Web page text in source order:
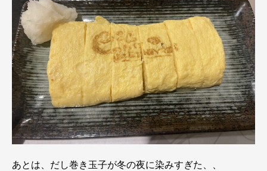
あとは、だし巻き玉子が冬の夜に染みすぎた、、